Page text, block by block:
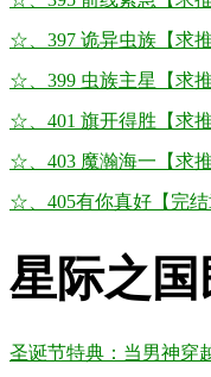
☆、397 诡异虫族【求推
☆、399 虫族主星【求推
☆、401 旗开得胜【求推
☆、403 魔瀚海一【求推
☆、405有你真好【完结
星际之
圣诞节特典：当男神穿